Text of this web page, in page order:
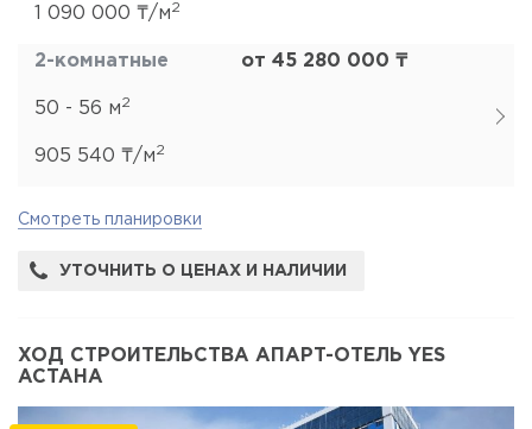
1 090 000 ₸/м2
2-комнатные от 45 280 000 ₸
50 - 56 м2
905 540 ₸/м2
Смотреть планировки
УТОЧНИТЬ О ЦЕНАХ И НАЛИЧИИ
ХОД СТРОИТЕЛЬСТВА АПАРТ-ОТЕЛЬ YES
АСТАНА